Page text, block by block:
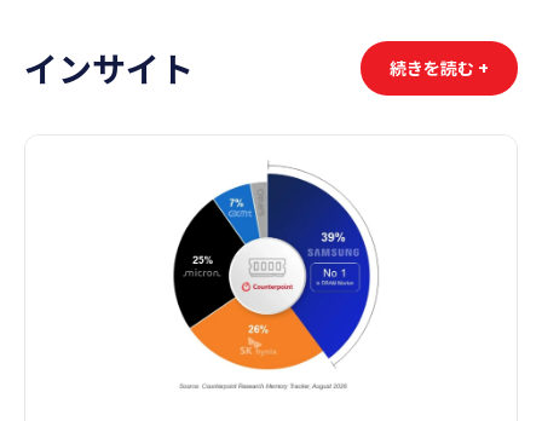
インサイト 続きを読む +